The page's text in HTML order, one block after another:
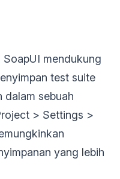
SoapUI mendukung
test suite
dalam sebuah
> Settings >
yang lebih